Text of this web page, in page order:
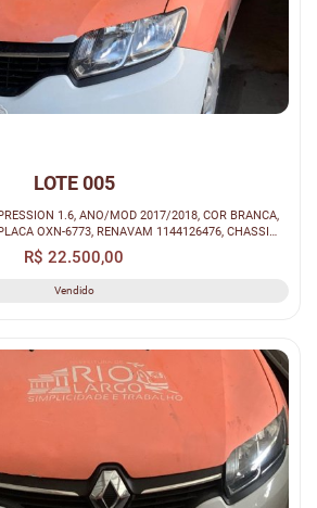
LOTE 005
1.6, ANO/MOD 2017/2018, COR BRANCA,
OXN-6773, RENAVAM 1144126476, CHASSI
93Y5SRFH4JJ199738...
R$ 22.500,00
Vendido